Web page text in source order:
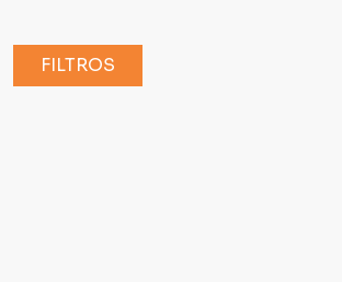
FILTROS